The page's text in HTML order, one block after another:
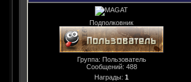
Подполковник
Группа: Пользователь
Сообщений: 488
Награды: 1